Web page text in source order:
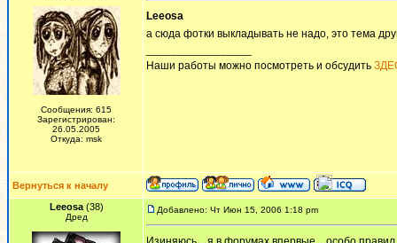
Сообщения: 615
Зарегистрирован:
26.05.2005
Откуда: msk
Leeosa
а сюда фотки выкладывать не надо, это тема
Наши работы можно посмотреть и обсудить
Вернуться к началу
Leeosa(38)
Дред
Добавлено: Чт Июн 15, 2006 1:18 pm